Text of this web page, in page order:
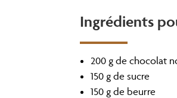
Ingrédients
200 g de chocolat
150 g de sucre
150 g de beurre